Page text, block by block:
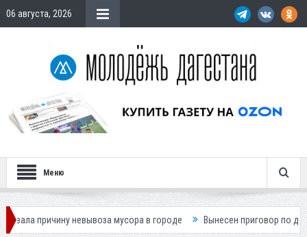
06 августа, 2026
Меню
невывоза мусора в городе Вынесен приговор по делу о гибели